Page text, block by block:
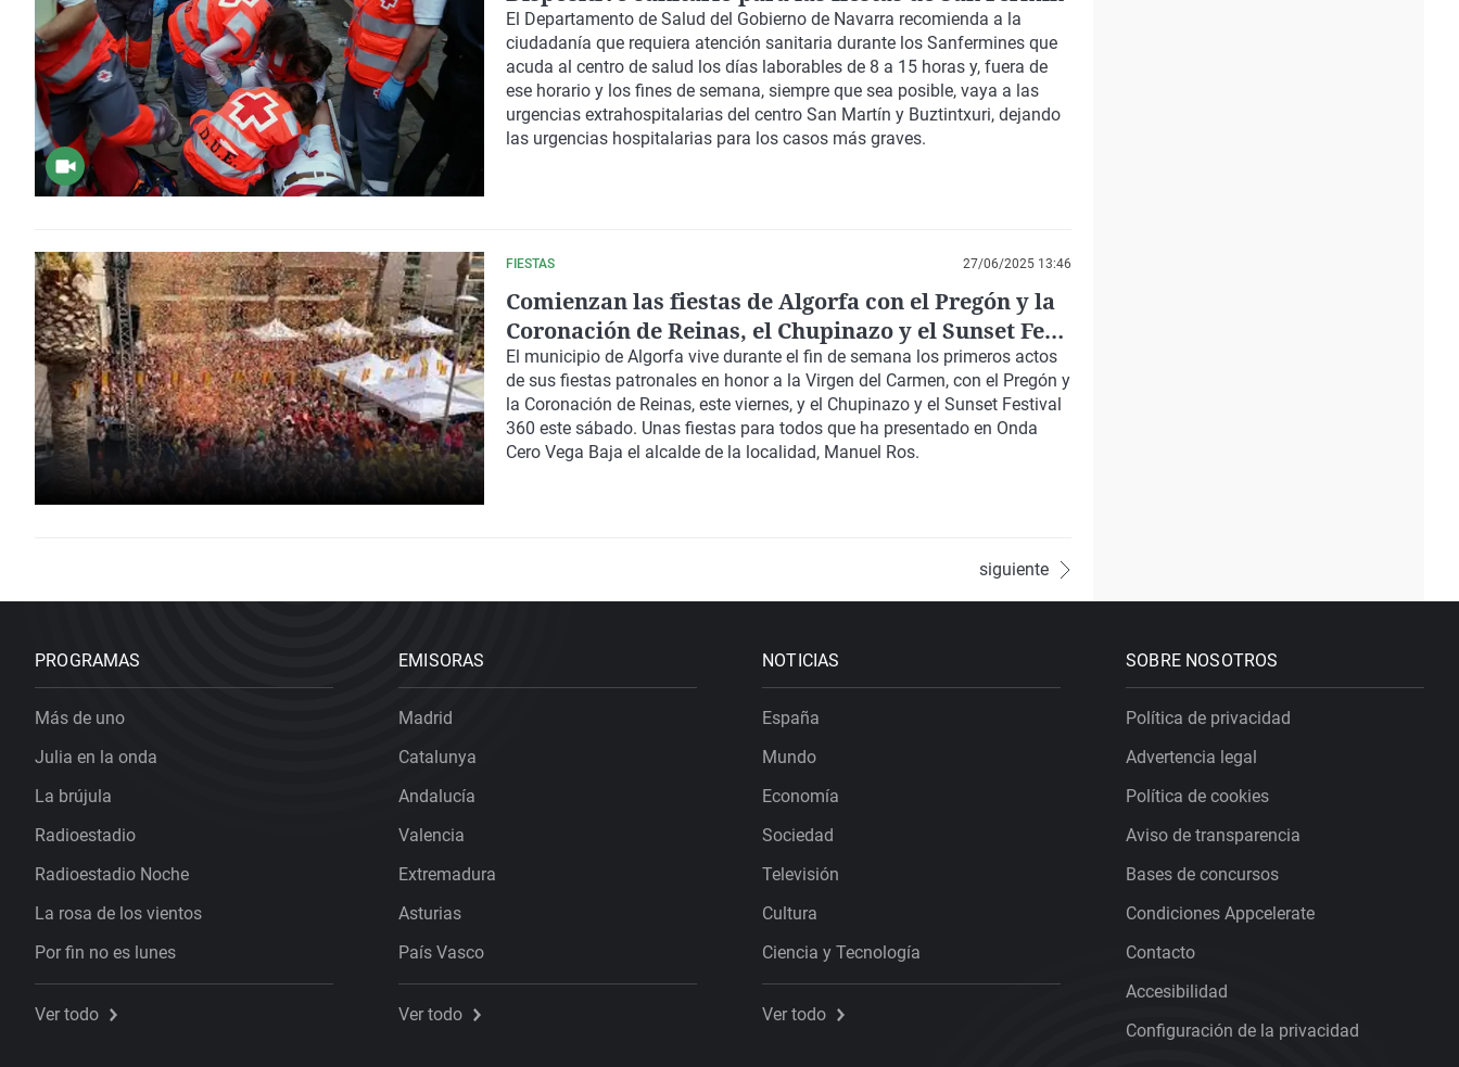
El Departamento de Salud del Gobierno de Navarra recomienda a la
ciudadanía que requiera atención sanitaria durante los Sanfermines que
acuda al centro de salud los días laborables de 8 a 15 horas y, fuera de
ese horario y los fines de semana, siempre que sea posible, vaya a las
urgencias extrahospitalarias del centro San Martín y Buztintxuri, dejando
las urgencias hospitalarias para los casos más graves.
FIESTAS 27/06/2025 13:46
Comienzan las fiestas de Algorfa con el Pregón y la
Coronación de Reinas, el Chupinazo y el Sunset Fest
360
El municipio de Algorfa vive durante el fin de semana los primeros actos
de sus fiestas patronales en honor a la Virgen del Carmen, con el Pregón y
la Coronación de Reinas, este viernes, y el Chupinazo y el Sunset Festival
360 este sábado. Unas fiestas para todos que ha presentado en Onda
Cero Vega Baja el alcalde de la localidad, Manuel Ros.
siguiente
PROGRAMAS
Más de uno
Julia en la onda
La brújula
Radioestadio
Radioestadio Noche
La rosa de los vientos
Por fin no es lunes
Ver todo
EMISORAS
Madrid
Catalunya
Andalucía
Valencia
Extremadura
Asturias
País Vasco
Ver todo
NOTICIAS
España
Mundo
Economía
Sociedad
Televisión
Cultura
Ciencia y Tecnología
Ver todo
SOBRE NOSOTROS
Política de privacidad
Advertencia legal
Política de cookies
Aviso de transparencia
Bases de concursos
Condiciones Appcelerate
Contacto
Accesibilidad
Configuración de la privacidad